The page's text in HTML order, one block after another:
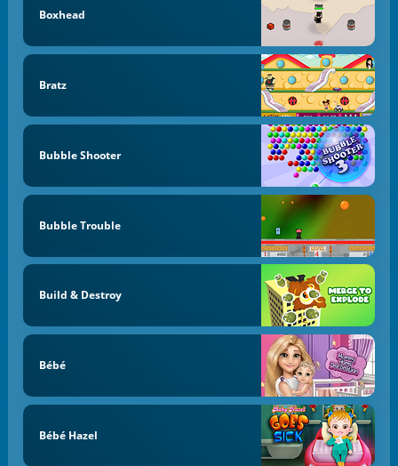
Boxhead
Bratz
Bubble Shooter
Bubble Trouble
Build & Destroy
Bébé
Bébé Hazel